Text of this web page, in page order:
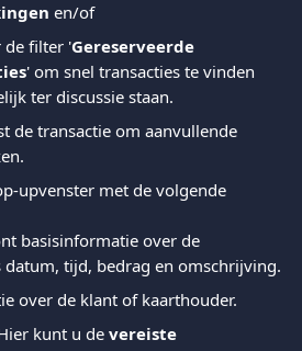
en/of
de filter 'Gereserveerde
' om snel transacties te vinden
ter discussie staan.
de transactie om aanvullende
upvenster met de volgende
basisinformatie over de
datum, tijd, bedrag en omschrijving.
over de klant of kaarthouder.
kunt u de vereiste